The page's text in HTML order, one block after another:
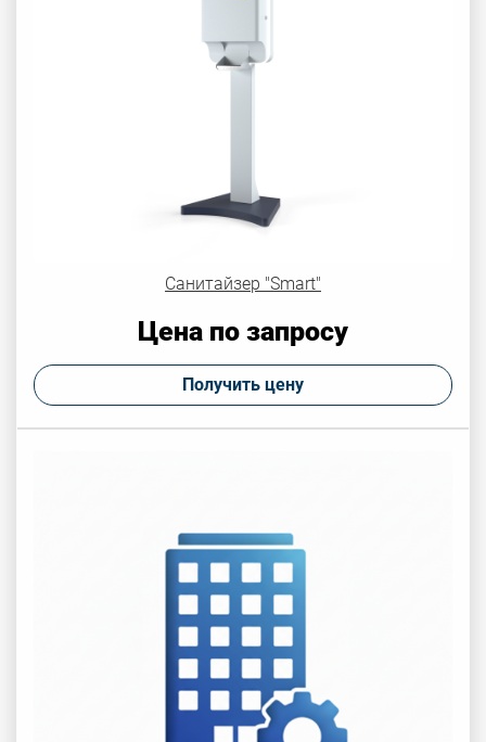
Санитайзер "Smart"
Цена по запросу
Получить цену